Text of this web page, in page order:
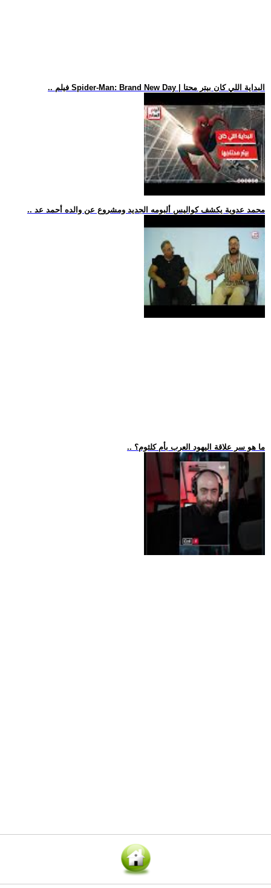
.. فيلم Spider-Man: Brand New Day | البداية اللي كان بيتر محتا
.. محمد عدوية يكشف كواليس ألبومه الجديد ومشروع عن والده أحمد عد
.. ما هو سر علاقة اليهود العرب بأم كلثوم؟